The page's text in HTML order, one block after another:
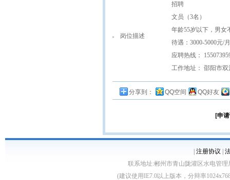
岗位描述
招聘
文员（3名）
年龄55岁以下，男女
待遇：3000-5000元/
应聘热线：
工作地址： 邵阳市
分享到： QQ空间 QQ好友
[申
注册协议
联系地址:郴州市青山陇灌区水电管理
(建议使用IE7.0以上版本，分辩率